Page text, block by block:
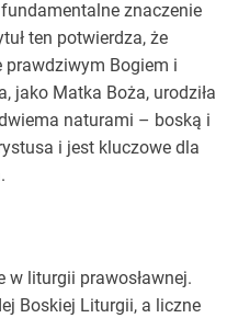
znaczenie
ten potwierdza, że
prawdziwym Bogiem i
jako Matka Boża, urodziła
naturami – boską i
i jest kluczowe dla
w liturgii prawosławnej.
Boskiej Liturgii, a liczne